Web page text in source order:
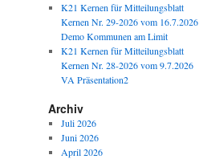
K21 Kernen für Mitteilungsblatt
Kernen Nr. 29-2026 vom 16.7.2026
Demo Kommunen am Limit
K21 Kernen für Mitteilungsblatt
Kernen Nr. 28-2026 vom 9.7.2026
VA Präsentation2
Archiv
Juli 2026
Juni 2026
April 2026